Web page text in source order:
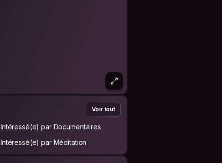
Voir tout
Intéressé(e) par Documentaires
Intéressé(e) par Méditation